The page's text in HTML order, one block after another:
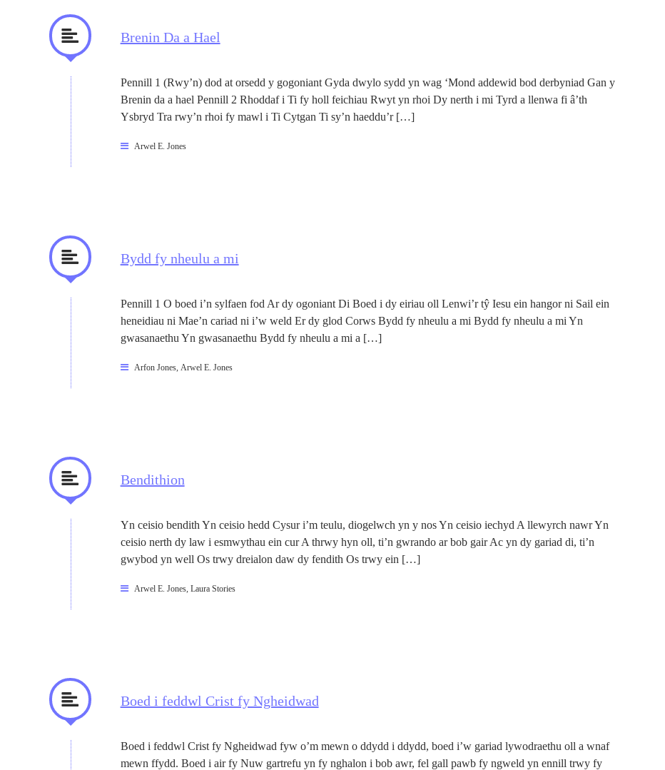
Brenin Da a Hael
Pennill 1 (Rwy’n) dod at orsedd y gogoniant Gyda dwylo sydd yn wag ‘Mond addewid bod derbyniad Gan y
Brenin da a hael Pennill 2 Rhoddaf i Ti fy holl feichiau Rwyt yn rhoi Dy nerth i mi Tyrd a llenwa fi â’th
Ysbryd Tra rwy’n rhoi fy mawl i Ti Cytgan Ti sy’n haeddu’r […]
Arwel E. Jones
Bydd fy nheulu a mi
Pennill 1 O boed i’n sylfaen fod Ar dy ogoniant Di Boed i dy eiriau oll Lenwi’r tŷ Iesu ein hangor ni Sail ein
heneidiau ni Mae’n cariad ni i’w weld Er dy glod Corws Bydd fy nheulu a mi Bydd fy nheulu a mi Yn
gwasanaethu Yn gwasanaethu Bydd fy nheulu a mi a […]
Arfon Jones, Arwel E. Jones
Bendithion
Yn ceisio bendith Yn ceisio hedd Cysur i’m teulu, diogelwch yn y nos Yn ceisio iechyd A llewyrch nawr Yn
ceisio nerth dy law i esmwythau ein cur A thrwy hyn oll, ti’n gwrando ar bob gair Ac yn dy gariad di, ti’n
gwybod yn well Os trwy dreialon daw dy fendith Os trwy ein […]
Arwel E. Jones, Laura Stories
Boed i feddwl Crist fy Ngheidwad
Boed i feddwl Crist fy Ngheidwad fyw o’m mewn o ddydd i ddydd, boed i’w gariad lywodraethu oll a wnaf
mewn ffydd. Boed i air fy Nuw gartrefu yn fy nghalon i bob awr, fel gall pawb fy ngweld yn ennill trwy fy